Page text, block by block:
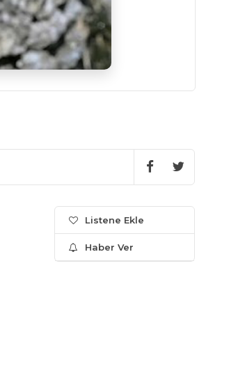
Listene Ekle
Haber Ver